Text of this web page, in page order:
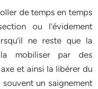
de temps en temps
ou l’évidement
ne reste que la
mobiliser par des
et ainsi la libérer du
un saignement